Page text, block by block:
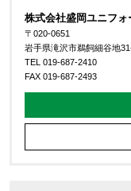
株式会社盛岡ユニフォ
〒020-0651
岩手県滝沢市鵜飼細谷地
TEL 019-687-2410
FAX 019-687-2493